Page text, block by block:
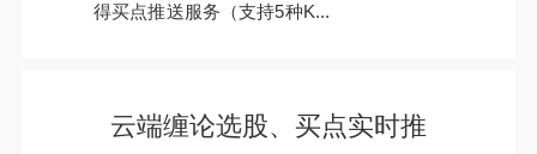
得买点推送服务（支持5种K...
云端缠论选股、买点实时推